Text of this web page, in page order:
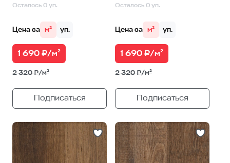
Осталось 0 уп.
Цена за м² уп.
1 690 ₽/м²
2 320 ₽/м²
Подписаться
Осталось 0 уп.
Цена за м² уп.
1 690 ₽/м²
2 320 ₽/м²
Подписаться